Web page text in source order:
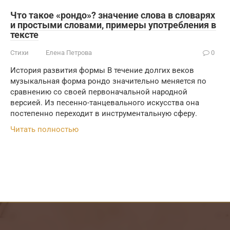
Что такое «рондо»? значение слова в словарях
и простыми словами, примеры употребления в
тексте
Стихи Елена Петрова 0
История развития формы В течение долгих веков
музыкальная форма рондо значительно меняется по
сравнению со своей первоначальной народной
версией. Из песенно-танцевального искусства она
постепенно переходит в инструментальную сферу.
Читать полностью